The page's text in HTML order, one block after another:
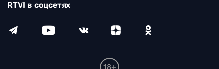
RTVI в соцсетях
18+